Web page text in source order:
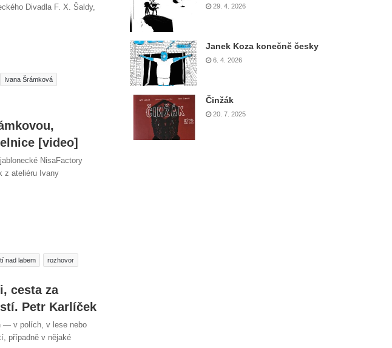
Divadla F. X. Šaldy,
Ivana Šrámková
[video]
NisaFactory
z ateliéru Ivany
nad labem rozhovor
cesta za
Petr Karlíček
— v polích, v lese nebo
případně v nějaké
29. 4. 2026
Janek Koza konečně česky
6. 4. 2026
Činžák
20. 7. 2025